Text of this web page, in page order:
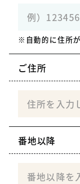
自動的に住所
ご住所
番地以降